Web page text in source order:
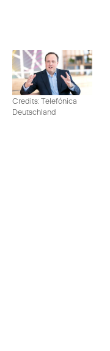
Credits: Telefónica
Deutschland